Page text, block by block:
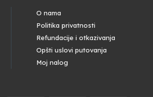
O nama
Politika privatnosti
Refundacije i otkazivanja
Opšti uslovi putovanja
Moj nalog